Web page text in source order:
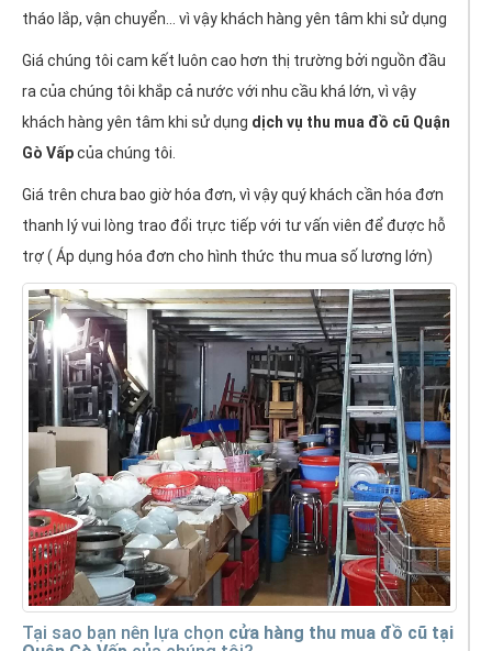
tháo lắp, vận chuyển... vì vậy khách hàng yên tâm khi sử dụng
Giá chúng tôi cam kết luôn cao hơn thị trường bởi nguồn đầu
ra của chúng tôi khắp cả nước với nhu cầu khá lớn, vì vậy
khách hàng yên tâm khi sử dụng dịch vụ thu mua đồ cũ Quận
Gò Vấpcủa chúng tôi.
Giá trên chưa bao giờ hóa đơn, vì vậy quý khách cần hóa đơn
thanh lý vui lòng trao đổi trực tiếp với tư vấn viên để được hỗ
trợ ( Áp dụng hóa đơn cho hình thức thu mua số lương lớn)
Tại sao bạn nên lựa chọn cửa hàng thu mua đồ cũ tại